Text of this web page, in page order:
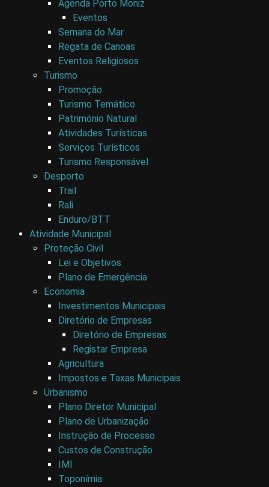
Agenda Porto Moniz
Eventos
Semana do Mar
Regata de Canoas
Eventos Religiosos
Turismo
Promoção
Turismo Temático
Património Natural
Atividades Turísticas
Serviços Turísticos
Turismo Responsável
Desporto
Trail
Rali
Enduro/BTT
Atividade Municipal
Proteção Civil
Lei e Objetivos
Plano de Emergência
Economia
Investimentos Municipais
Diretório de Empresas
Diretório de Empresas
Registar Empresa
Agricultura
Impostos e Taxas Municipais
Urbanismo
Plano Diretor Municipal
Plano de Urbanização
Instrução de Processo
Custos de Construção
IMI
Toponímia